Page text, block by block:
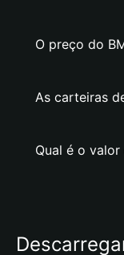
O preço do
As carteiras
Qual é o